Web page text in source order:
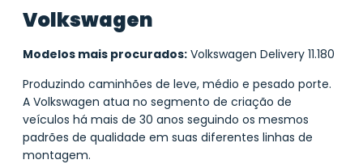
Volkswagen
Modelos mais procurados: Volkswagen Delivery 11.180
Produzindo caminhões de leve, médio e pesado porte.
A Volkswagen atua no segmento de criação de
veículos há mais de 30 anos seguindo os mesmos
padrões de qualidade em suas diferentes linhas de
montagem.